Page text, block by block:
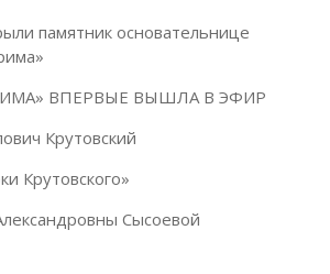
памятник основательнице
ВПЕРВЫЕ ВЫШЛА В ЭФИР
Крутовский
Крутовского»
Сысоевой